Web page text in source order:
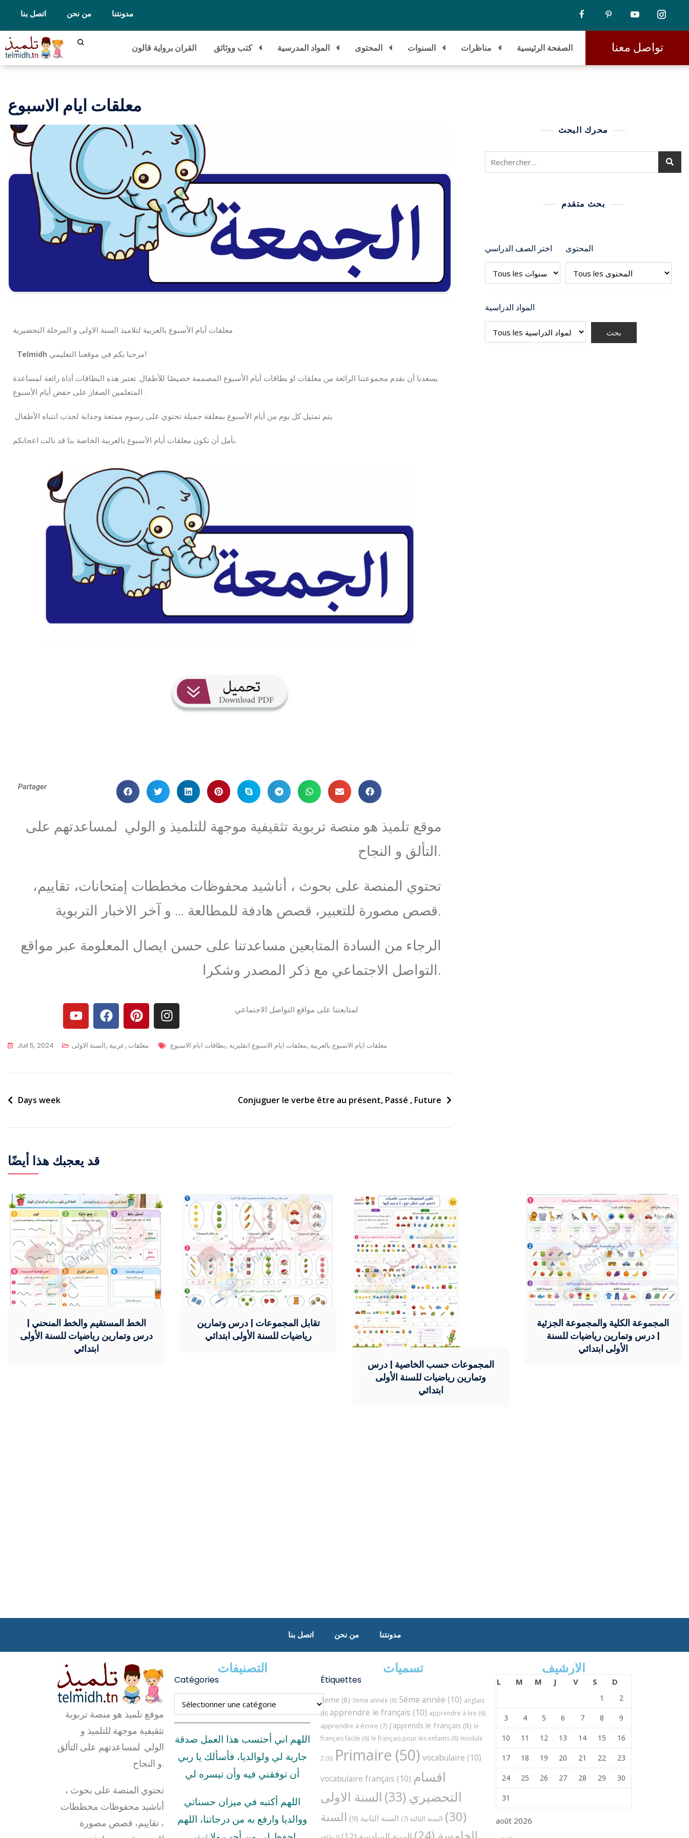
اتصل بنا من نحن مدونتنا
القران برواية قالون كتب ووثائق المواد المدرسية المحتوى السنوات مناظرات الصفحة الرئيسية تواصل معنا
معلقات ايام الاسبوع
معلقات أيام الأسبوع بالعربية لتلاميذ السنة الاولى و المرحلة التحضيرية
Telmidh مرحبا بكم في موقعنا التعليمي!
يسعدنا أن نقدم مجموعتنا الرائعة من معلقات او بطاقات أيام الأسبوع المصممة خصيصًا للأطفال. تعتبر هذه البطاقات أداة رائعة لمساعدة
يتم تمثيل كل يوم من أيام الأسبوع بمعلقة جميلة تحتوي على رسوم ممتعة وجذابة لجذب انتباه الأطفال
Partager
موقع تلميذ هو منصة تربوية تثقيفية موجهة للتلميذ و الولي لمساعدتهم على
التألق و النجاح.
تحتوي المنصة على بحوث ، أناشيد محفوظات مخططات إمتحانات، تقاييم،
قصص مصورة للتعبير، قصص هادفة للمطالعة … و آخر الاخبار التربوية.
الرجاء من السادة المتابعين مساعدتنا على حسن ايصال المعلومة عبر مواقع
التواصل الاجتماعي مع ذكر المصدر وشكرا.
لمتابعتنا على مواقع التواصل الاجتماعي
Juil 5, 2024 السنة الاولى, عربية, معلقات بطاقات ايام الاسبوع, معلقات ايام الاسبوع انقليزية, معلقات ايام الاسبوع بالعربية
Days week Conjuguer le verbe être au présent, Passé , Future
محرك البحث
بحث متقدم
اختر الصف الدراسي المحتوى
المواد الدراسية
قد يعجبك هذا أيضًا
الخط المستقيم والخط المنحني |
درس وتمارين رياضيات للسنة الأولى
ابتدائي
تقابل المجموعات | درس وتمارين
رياضيات للسنة الأولى ابتدائي
المجموعات حسب الخاصية | درس
وتمارين رياضيات للسنة الأولى
ابتدائي
المجموعة الكلية والمجموعة الجزئية
| درس وتمارين رياضيات للسنة
الأولى ابتدائي
اتصل بنا من نحن مدونتنا
موقع تلميذ هو منصة تربوية
تثقيفية موجهة للتلميذ و
الولي لمساعدتهم على التألق
و النجاح.
تحتوي المنصة على بحوث ،
أناشيد محفوظات مخططات
، تقاييم، قصص مصورة
التصنيفات
Catégories
اللهم اني أحتسب هذا العمل صدقة
جارية لي ولوالديا، فأسألك يا ربي
أن توفقني فيه وأن تيسره لي
اللهم أكتبه في ميزان حسناتي
ووالديا وارفع به من درجاتنا، اللهم
تسميات
Étiquettes
3eme (8) 3eme année (6) 5éme année (10) anglais
(6) apprendre le français (10) apprendre à lire (6)
apprendre à écrire (7) J'apprends le Français (8) le
français facile (6) le français pour les enfants (6) module
2 (6) Primaire (50) vocabulaire (10)
vocabulaire français (10) اقسام
التحضيري (33)
السنة الاولى
(30)
السنة الثالثة (7) السنة الثانية (9)
السنة
الارشيف
août 2026
L M M J V S D
1 2
3 4 5 6 7 8 9
10 11 12 13 14 15 16
17 18 19 20 21 22 23
24 25 26 27 28 29 30
31